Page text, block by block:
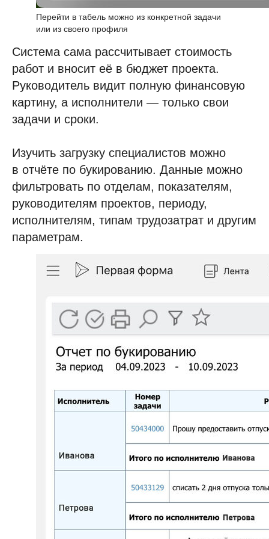
Перейти в табель можно из конкретной задачи
или из своего профиля
Система сама рассчитывает стоимость
работ и вносит её в бюджет проекта.
Руководитель видит полную финансовую
картину, а исполнители — только свои
задачи и сроки.
Изучить загрузку специалистов можно
в отчёте по букированию. Данные можно
фильтровать по отделам, показателям,
руководителям проектов, периоду,
исполнителям, типам трудозатрат и другим
параметрам.
+7
Отправить
Нажимая на кнопку, я принимаю
соглашение об обработке персональных
данных
Кейсы внедрения
«Первой Формы»
в крупных компаниях
Технические требования
Пилотный проект